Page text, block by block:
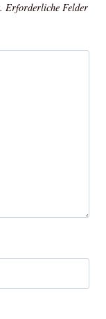
Erforderliche Felder